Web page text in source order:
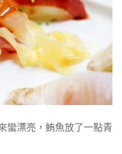
蠻漂亮，鮪魚放了一點青